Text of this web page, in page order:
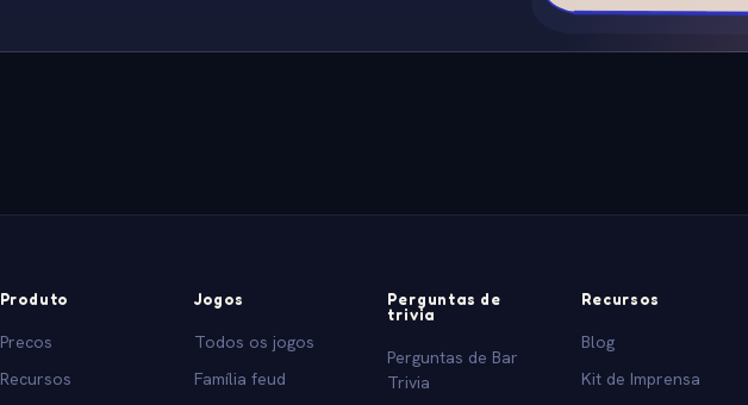
Produto
Precos
Recursos
Jogos
Todos os jogos
Família feud
Perguntas de
trivia
Perguntas de Bar
Trivia
Recursos
Blog
Kit de Imprensa